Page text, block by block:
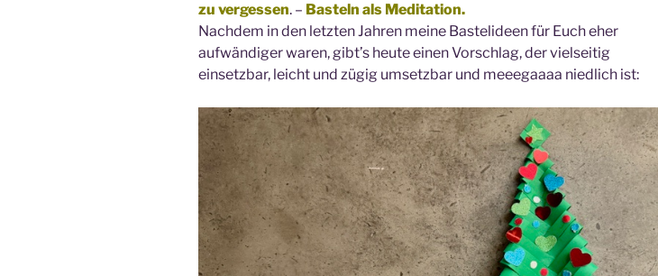
zu vergessen. – Basteln als Meditation.
Nachdem in den letzten Jahren meine Bastelideen für Euch eher
aufwändiger waren, gibt’s heute einen Vorschlag, der vielseitig
einsetzbar, leicht und zügig umsetzbar und meeegaaaa niedlich ist: